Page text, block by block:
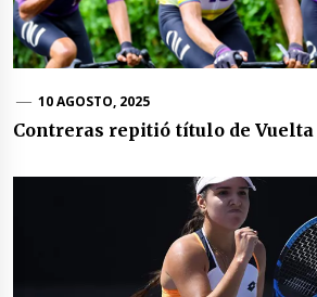
10 AGOSTO, 2025
Contreras repitió título de Vuelta